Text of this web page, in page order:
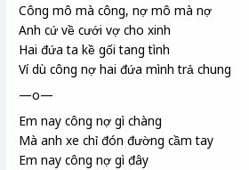
Công mô mà công, nợ mô mà nợ
Anh cứ về cưới vợ cho xinh
Hai đứa ta kề gối tang tình
Ví dù công nợ hai đứa mình trả chung
—o—
Em nay công nợ gì chàng
Mà anh xe chỉ đón đường cầm tay
Em nay công nợ gì đây